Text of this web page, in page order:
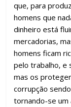
que, para
homens que
dinheiro está
mercadorias,
homens ficam
pelo trabalho, e
mas os
corrupção
tornando-se